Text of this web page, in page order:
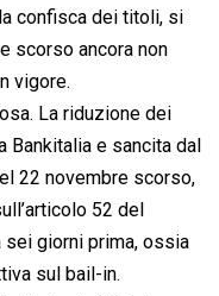
confisca dei titoli, si
scorso ancora non
vigore.
La riduzione dei
e sancita dal
22 novembre scorso,
52 del
giorni prima, ossia
sul bail-in.